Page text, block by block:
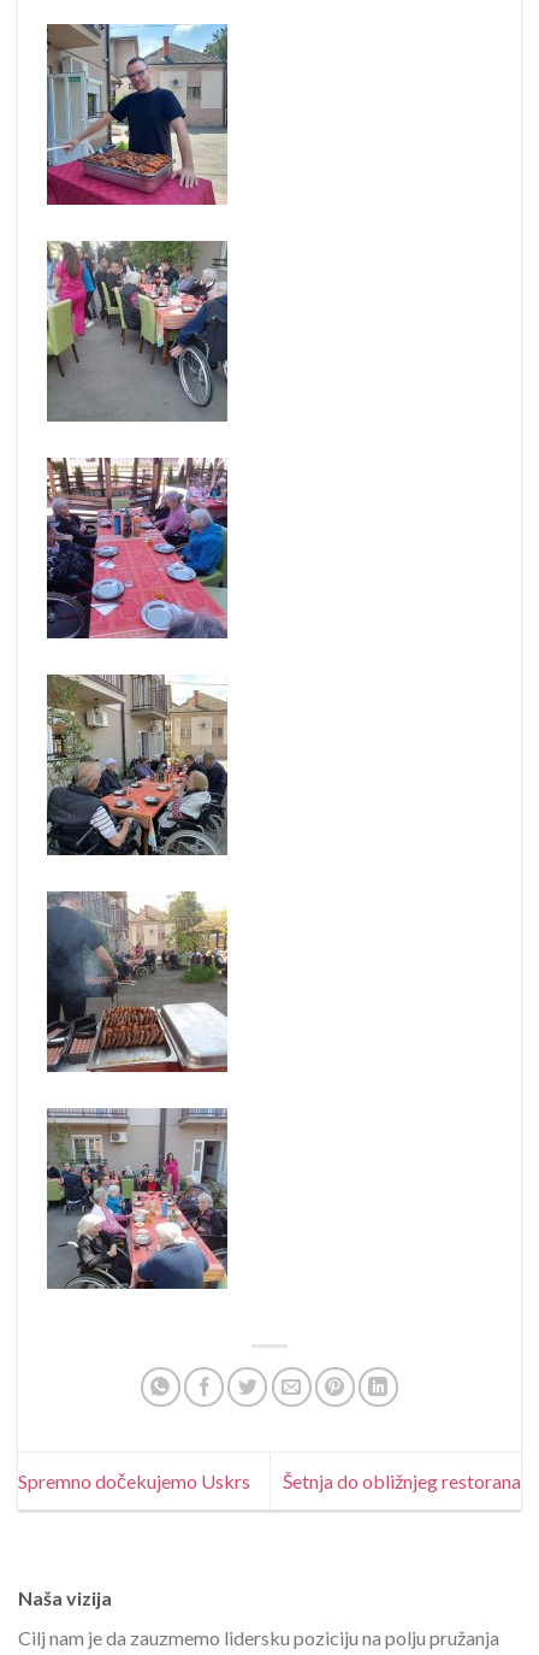
Spremno dočekujemo Uskrs Šetnja do obližnjeg restorana
Naša vizija
Cilj nam je da zauzmemo lidersku poziciju na polju pružanja